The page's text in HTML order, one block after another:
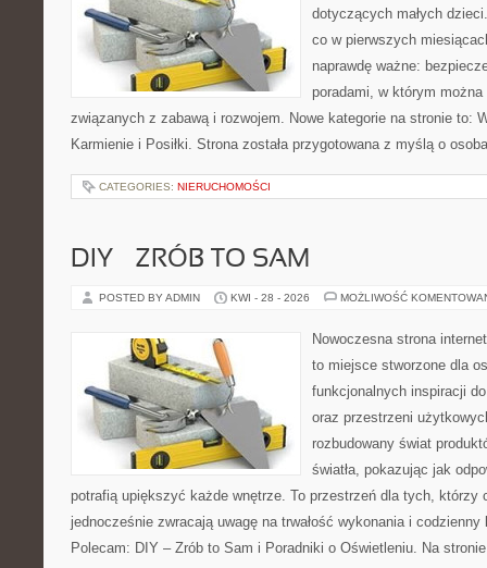
dotyczących małych
co w pierwszych
naprawdę ważne:
poradami, w którym
związanych z zabawą i rozwojem. Nowe kategorie na stronie to:
Karmienie i Posiłki. Strona została przygotowana z myślą o
CATEGORIES: NIERUCHOMOŚCI
DIY – ZRÓB TO SAM
POSTED BY ADMIN KWI - 28 - 2026 MOŻLIWOŚĆ
Nowoczesna strona
to miejsce stworzone dla
funkcjonalnych inspiracji
oraz przestrzeni
rozbudowany świat
światła, pokazując jak
potrafią upiększyć każde wnętrze. To przestrzeń dla tych, którzy
jednocześnie zwracają uwagę na trwałość wykonania i
Polecam: DIY – Zrób to Sam i Poradniki o Oświetleniu. Na